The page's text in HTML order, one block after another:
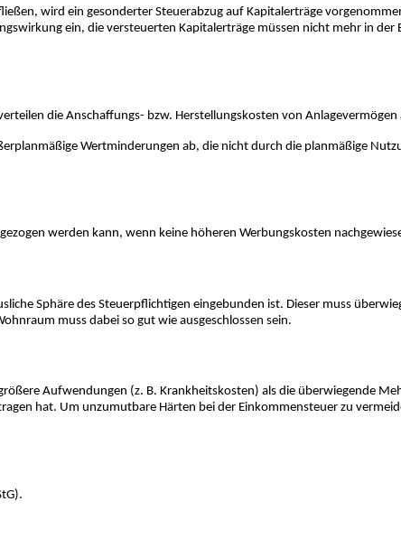
wird ein gesonderter Steuerabzug auf Kapitalerträge
ein, die versteuerten Kapitalerträge müssen nicht mehr in
die Anschaffungs- bzw. Herstellungskosten von
Wertminderungen ab, die nicht durch die planmäßige
werden kann, wenn keine höheren Werbungskosten
Sphäre des Steuerpflichtigen eingebunden ist. Dieser muss
muss dabei so gut wie ausgeschlossen sein.
Aufwendungen (z. B. Krankheitskosten) als die überwiegende
hat. Um unzumutbare Härten bei der Einkommensteuer zu